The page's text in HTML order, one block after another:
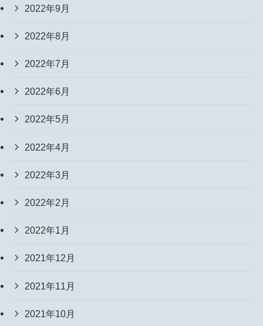
2022年9月
2022年8月
2022年7月
2022年6月
2022年5月
2022年4月
2022年3月
2022年2月
2022年1月
2021年12月
2021年11月
2021年10月